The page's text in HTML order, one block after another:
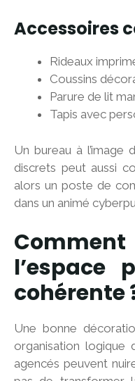
Accessoires
Rideaux
Coussins
Parure de lit
Tapis avec
Un bureau à l’image
discrets peut aussi
alors un poste de
dans un animé
l’espace
cohérente
Une bonne
organisation logique
agencés peuvent